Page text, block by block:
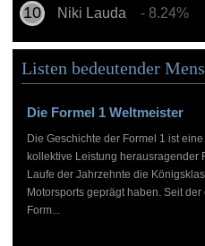
Niki Lauda - 8.24%
Listen bedeutender
Die Formel 1 Weltmeister
Die Geschichte der Formel 1 ist
kollektive Leistung herausragender
Laufe der Jahrzehnte die
Motorsports geprägt haben. Seit
Form...